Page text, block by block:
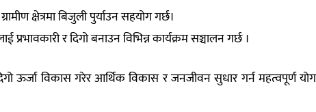
क्षेत्रमा बिजुली पुर्याउन सहयोग गर्छ।
प्रभावकारी र दिगो बनाउन विभिन्न कार्यक्रम सञ्चालन गर्छ ।
ऊर्जा विकास गरेर आर्थिक विकास र जनजीवन सुधार गर्न महत्वपूर्ण